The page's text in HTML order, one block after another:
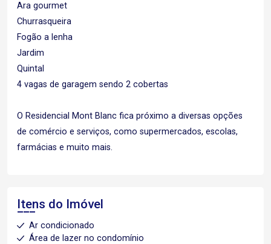
Ara gourmet
Churrasqueira
Fogão a lenha
Jardim
Quintal
4 vagas de garagem sendo 2 cobertas
O Residencial Mont Blanc fica próximo a diversas opções
de comércio e serviços, como supermercados, escolas,
farmácias e muito mais.
Itens do Imóvel
Ar condicionado
Área de lazer no condomínio